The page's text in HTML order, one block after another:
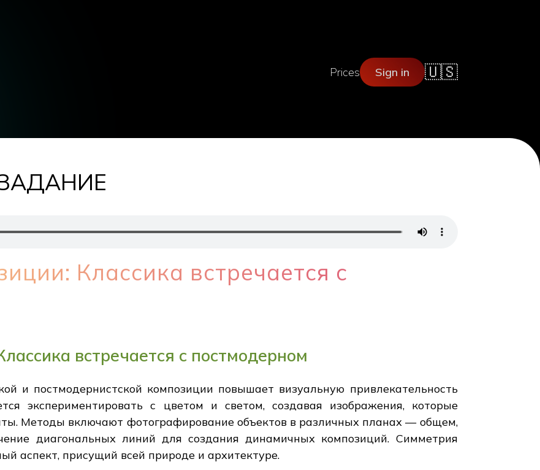
Prices Sign in 🇺🇸
Классика встречается с
встречается с постмодерном
и постмодернистской композиции повышает визуальную привлекательность
экспериментировать с цветом и светом, создавая изображения, которые
Методы включают фотографирование объектов в различных планах — общем,
диагональных линий для создания динамичных композиций. Симметрия
аспект, присущий всей природе и архитектуре.